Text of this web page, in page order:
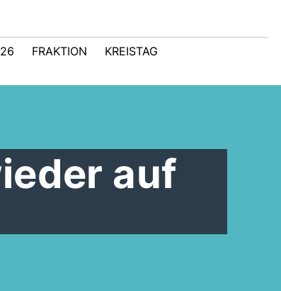
FRAKTION
KREISTAG
auf